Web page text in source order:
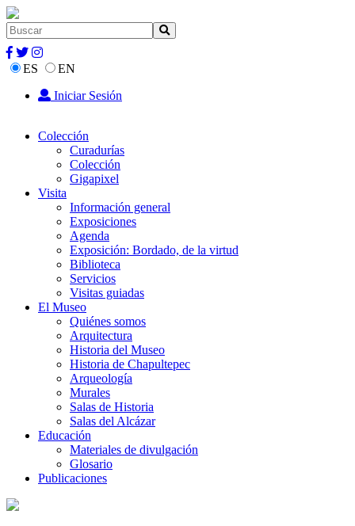
ES
EN
Iniciar Sesión
Colección
Curadurías
Colección
Gigapixel
Visita
Información general
Exposiciones
Agenda
Exposición: Bordado, de la virtud
Biblioteca
Servicios
Visitas guiadas
El Museo
Quiénes somos
Arquitectura
Historia del Museo
Historia de Chapultepec
Arqueología
Murales
Salas de Historia
Salas del Alcázar
Educación
Materiales de divulgación
Glosario
Publicaciones